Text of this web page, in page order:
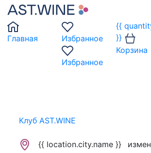
Главная Избранное
Избранное
{{
}}
Корзина
Клуб AST.WINE
{{ location.city.name }}